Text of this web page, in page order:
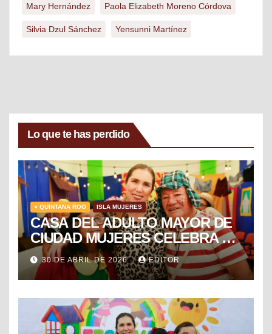
Mary Hernández Paola Elizabeth Moreno Córdova
Silvia Dzul Sánchez Yensunni Martínez
Lo que te has perdido
● QUINTANA ROO ISLA MUJERES
CASA DEL ADULTO MAYOR DE
CIUDAD MUJERES CELEBRA EL
DÍA DEL NIÑO Y LA NIÑA CON
PUESTA EN ESCENA DE LA
VECINDAD DEL CHAVO
30 DE ABRIL DE 2026 EDITOR